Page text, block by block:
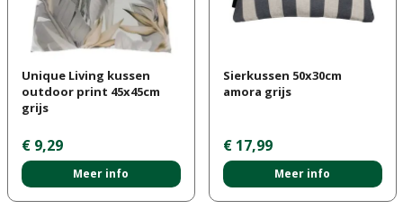
Unique Living kussen
outdoor print 45x45cm
grijs
€ 9,29
Meer info
Sierkussen 50x30cm
amora grijs
€ 17,99
Meer info